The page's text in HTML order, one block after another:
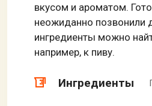
вкусом и ароматом.
неожиданно позвонили
ингредиенты можно
например, к пиву.
Ингредиенты